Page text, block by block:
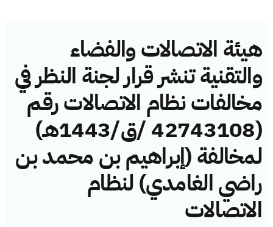
هيئة الاتصالات والفضاء
والتقنية تنشر قرار لجنة النظر في
مخالفات نظام الاتصالات رقم
(42743108 /ق/1443هـ)
لمخالفة (إبراهيم بن محمد بن
راضي الغامدي) لنظام
الاتصالات